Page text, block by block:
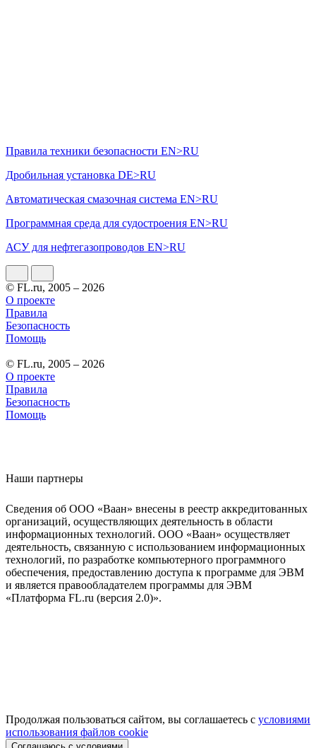
Правила техники безопасности EN>RU
Дробильная установка DE>RU
Автоматическая смазочная система EN>RU
Программная среда для судостроения EN>RU
АСУ для нефтегазопроводов EN>RU
© FL.ru, 2005 – 2026
О проекте
Правила
Безопасность
Помощь
© FL.ru, 2005 – 2026
О проекте
Правила
Безопасность
Помощь
Наши партнеры
Сведения об ООО «Ваан» внесены в реестр аккредитованных
организаций, осуществляющих деятельность в области
информационных технологий. ООО «Ваан» осуществляет
деятельность, связанную с использованием информационных
технологий, по разработке компьютерного программного
обеспечения, предоставлению доступа к программе для ЭВМ
и является правообладателем программы для ЭВМ
«Платформа FL.ru (версия 2.0)».
Продолжая пользоваться сайтом, вы соглашаетесь с условиями
использования файлов cookie